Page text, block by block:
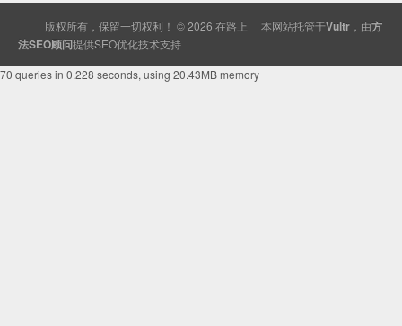
版权所有，保留一切权利！ © 2026 在路上 本网站托管于Vultr ，由方
法SEO顾问提供SEO优化技术支持
70 queries in 0.228 seconds, using 20.43MB memory